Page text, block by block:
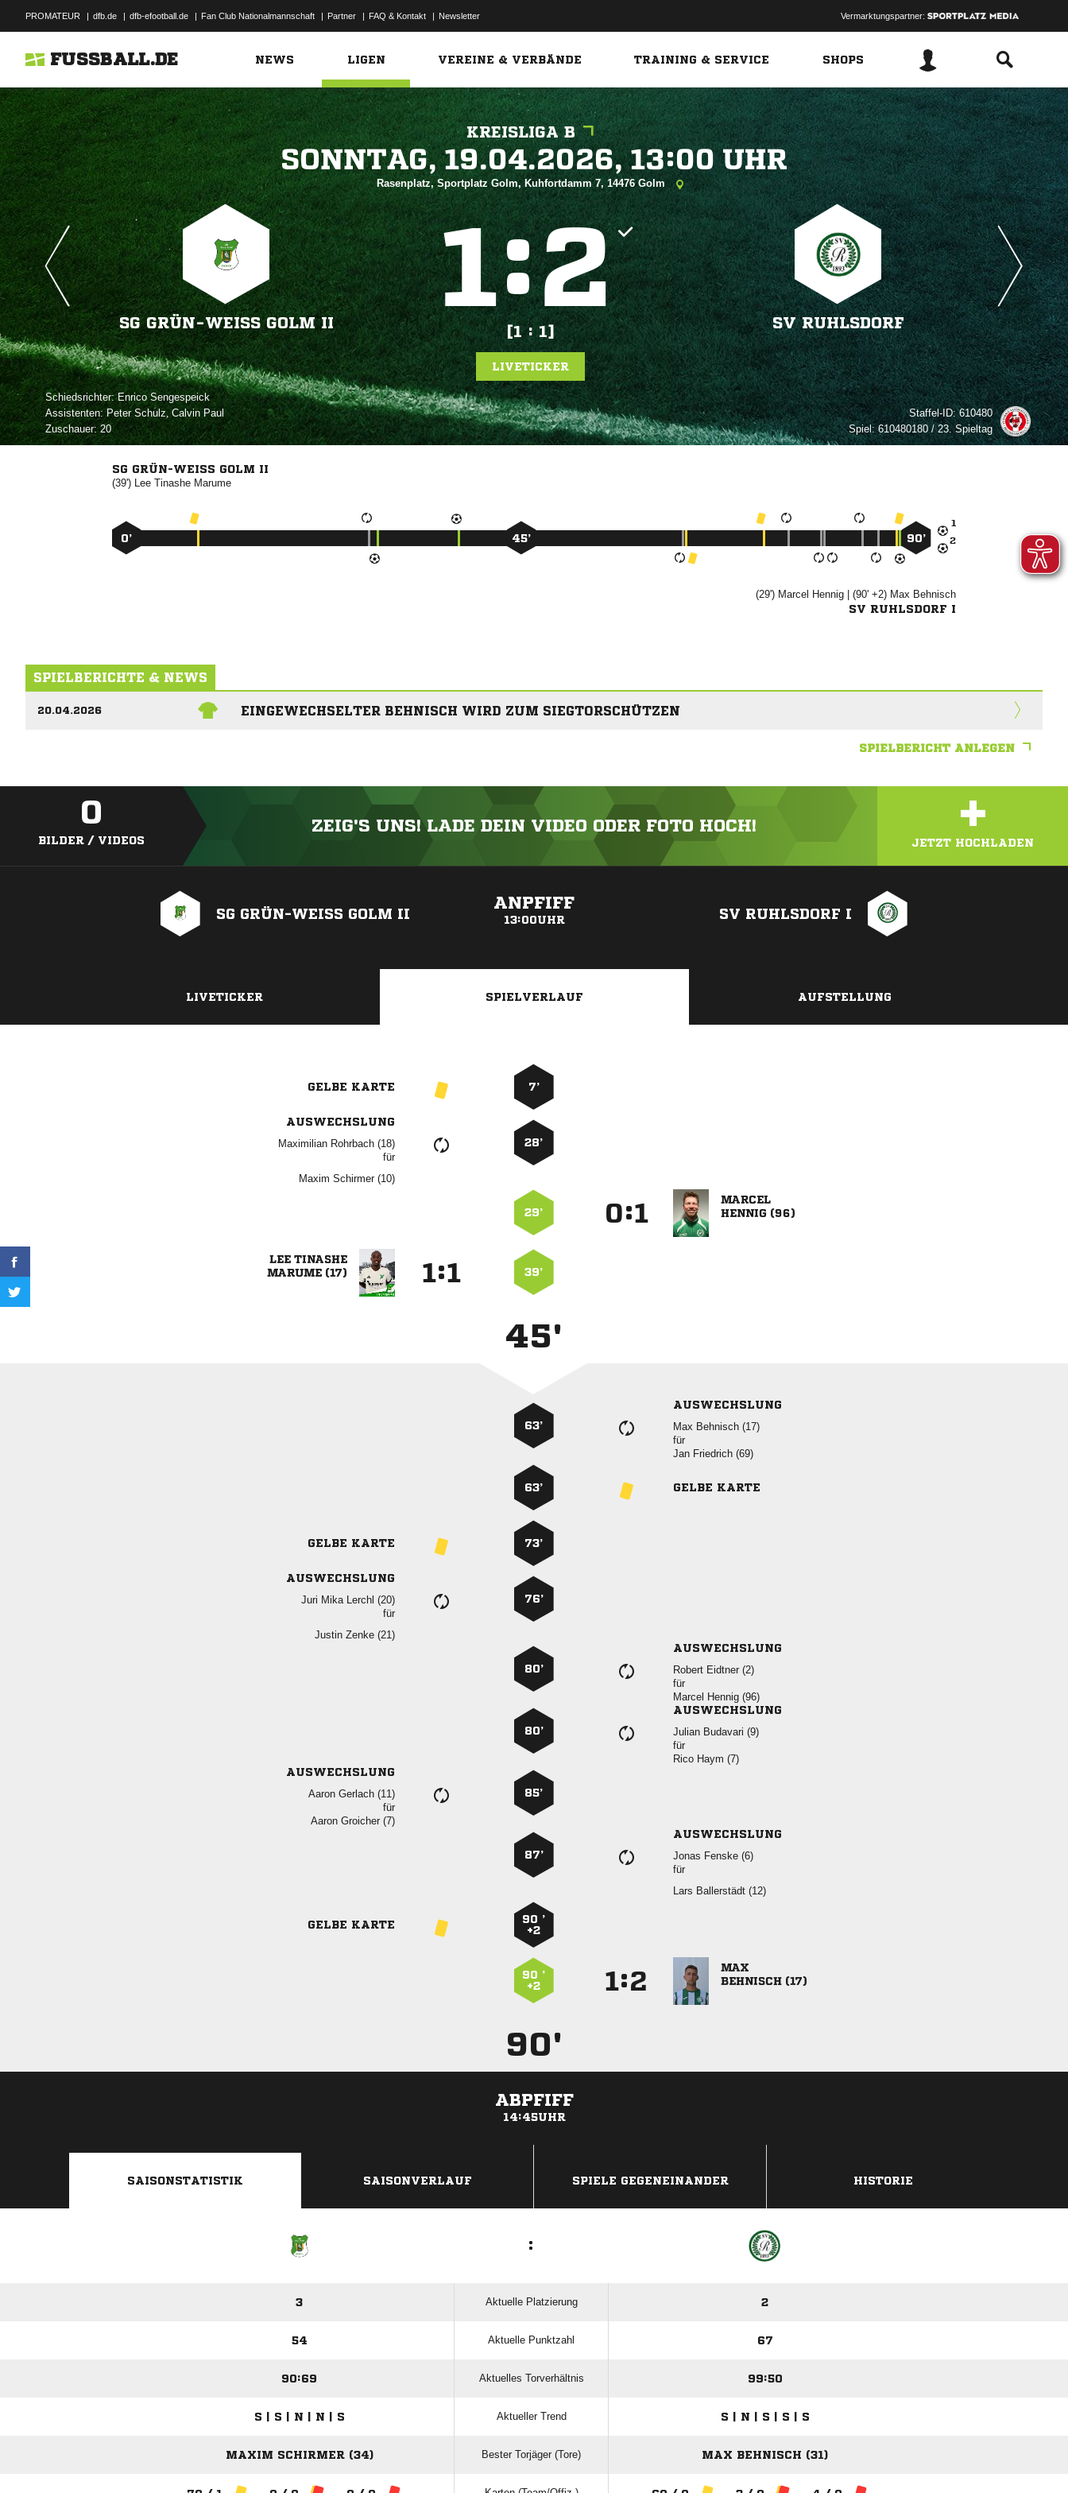
PROMATEUR | dfb.de | dfb-efootball.de | Fan Club Nationalmannschaft | Partner | FAQ & Kontakt | Newsletter Vermarktungspartner:
FUSSBALL.DE NEWS LIGEN VEREINE & VERBÄNDE TRAINING & SERVICE SHOPS
KREISLIGA B
   
Rasenplatz, Sportplatz Golm, Kuhfortdamm 7, 14476 Golm
SG GRÜN-WEISS GOLM II
:
[1 : 1]
SV RUHLSDORF
LIVETICKER
Schiedsrichter: 
Assistenten: ,  
Zuschauer:20
Staffel-ID:610480
Spiel:610480180 / 23. Spieltag
SG GRÜN-WEISS GOLM II
(39')  


0’ 45’ 90’
(29')   | (90' +2)  
SV RUHLSDORF I
SPIELBERICHTE & NEWS
20.04.2026 EINGEWECHSELTER BEHNISCH WIRD ZUM SIEGTORSCHÜTZEN
SPIELBERICHT ANLEGEN
0
BILDER / VIDEOS
ZEIG'S UNS! LADE DEIN VIDEO ODER FOTO HOCH! +
JETZT HOCHLADEN
SG GRÜN-WEISS GOLM II
ANPFIFF
13:00UHR SV RUHLSDORF I
LIVETICKER SPIELVERLAUF AUFSTELLUNG
GELBE KARTE 7’
AUSWECHSLUNG
  
für
  
28’
29’ :

 
 
 
: 39’
45'
63’
AUSWECHSLUNG
  
für
  
63’ GELBE KARTE
GELBE KARTE 73’
AUSWECHSLUNG
   
für
  
76’
80’
AUSWECHSLUNG
  
für
  
80’
AUSWECHSLUNG
  
für
  
AUSWECHSLUNG
  
für
  
85’
87’
AUSWECHSLUNG
  
für
  
GELBE KARTE
90 ’
+2
90 ’
+2
:

 
90'
ABPFIFF
14:45UHR
SAISONSTATISTIK SAISONVERLAUF SPIELE GEGENEINANDER HISTORIE
:
3 Aktuelle Platzierung 2
54 Aktuelle Punktzahl 67
90:69 Aktuelles Torverhältnis 99:50
S | S | N | N | S Aktueller Trend S | N | S | S | S
MAXIM SCHIRMER (34) Bester Torjäger (Tore) MAX BEHNISCH (31)